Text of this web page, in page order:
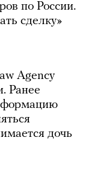
по России.
сделку»
Agency
Ранее
дочь